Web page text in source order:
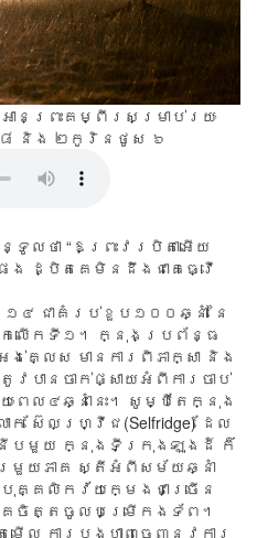
ានព្រះគម្ពីរសម្រាប់រយៈ
៨ និង ២កូរិនថូស ៦
ល​ថា “ឱ​ព្រះវរបិតា​អើយ
ដ្បិត​គេ​មិន​ដឹង​ជា​គេ​ធ្វើ​
១៤ ជា​គំរប់​ខួប​១០០​ឆ្នាំ នៃ​
ោក​លើក​ទី១​។ ក្នុង​ប្រព័ន្ធ​
លេស មាន​ការ​ពិភាក្សា និង​
វ​បាន​ចាក់​ផ្សាយ​អំពី​ការ​ចាប់​
ពេល​៤​ឆ្នាំ​នេះ។ សូម្បី​តែ​ក្នុង​
ែលហ្វ្រីជ(Selfridge) ដែល​
នើប​មួយ ក្នុង​ទីក្រុង​ឡុងដ៍ ក៏​
រ​មួយ​ភាគ ស្តី​អំពី​សម័យ​ឆ្នាំ​
គ្គ​លិក​វ័យ​ក្មេង​ជា​ច្រើន
ចិត្ត​ចូល​បម្រើ​កង​ទ័ព។
ើល ការ​បង្ហាញ​ចេញ​នូវ​ការ​